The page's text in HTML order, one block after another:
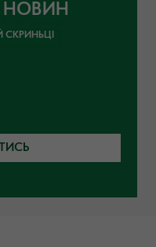
СКРИНЬЦІ